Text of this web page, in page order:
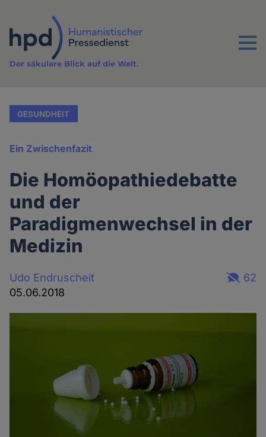
Inhalt
Menu
Der säkulare Blick auf die Welt.
GESUNDHEIT
Ein Zwischenfazit
Die Homöopathiedebatte
und der
Paradigmenwechsel in der
Medizin
Udo Endruscheit
05.06.2018
62